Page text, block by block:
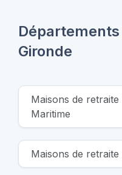
Gironde
Maisons de
Maritime
Maisons de